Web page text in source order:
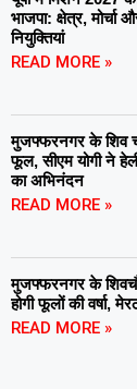
भाजपा: क्षेत्र, मोर्चा
नियुक्तियां
READ MORE »
मुजफ्फरनगर के शिव
फूल, सीएम योगी ने
का अभिनंदन
READ MORE »
मुजफ्फरनगर के
होगी फूलों की वर्षा,
READ MORE »